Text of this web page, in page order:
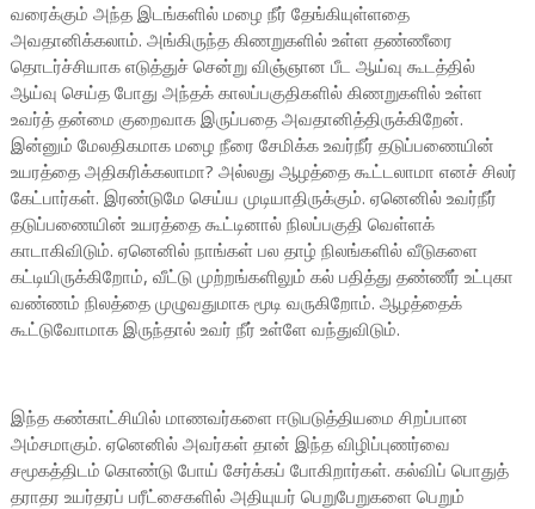
வரைக்கும் அந்த இடங்களில் மழை நீர் தேங்கியுள்ளதை
அவதானிக்கலாம். அங்கிருந்த கிணறுகளில் உள்ள தண்ணீரை
தொடர்ச்சியாக எடுத்துச் சென்று விஞ்ஞான பீட ஆய்வு கூடத்தில்
ஆய்வு செய்த போது அந்தக் காலப்பகுதிகளில் கிணறுகளில் உள்ள
உவர்த் தன்மை குறைவாக இருப்பதை அவதானித்திருக்கிறேன்.
இன்னும் மேலதிகமாக மழை நீரை சேமிக்க உவர்நீர் தடுப்பணையின்
உயரத்தை அதிகரிக்கலாமா? அல்லது ஆழத்தை கூட்டலாமா எனச் சிலர்
கேட்பார்கள். இரண்டுமே செய்ய முடியாதிருக்கும். ஏனெனில் உவர்நீர்
தடுப்பணையின் உயரத்தை கூட்டினால் நிலப்பகுதி வெள்ளக்
காடாகிவிடும். ஏனெனில் நாங்கள் பல தாழ் நிலங்களில் வீடுகளை
கட்டியிருக்கிறோம், வீட்டு முற்றங்களிலும் கல் பதித்து தண்ணீர் உட்புகா
வண்ணம் நிலத்தை முழுவதுமாக மூடி வருகிறோம். ஆழத்தைக்
கூட்டுவோமாக இருந்தால் உவர் நீர் உள்ளே வந்துவிடும்.
இந்த கண்காட்சியில் மாணவர்களை ஈடுபடுத்தியமை சிறப்பான
அம்சமாகும். ஏனெனில் அவர்கள் தான் இந்த விழிப்புணர்வை
சமூகத்திடம் கொண்டு போய் சேர்க்கப் போகிறார்கள். கல்விப் பொதுத்
தராதர உயர்தரப் பரீட்சைகளில் அதியுயர் பெறுபேறுகளை பெறும்